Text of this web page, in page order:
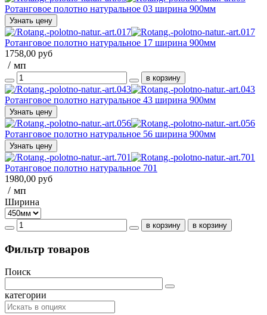
Ротанговое полотно натуральное 03 ширина 900мм
Узнать цену
Ротанговое полотно натуральное 17 ширина 900мм
1758,00 руб
/ мп
Ротанговое полотно натуральное 43 ширина 900мм
Узнать цену
Ротанговое полотно натуральное 56 ширина 900мм
Узнать цену
Ротанговое полотно натуральное 701
1980,00 руб
/ мп
Ширина
Фильтр товаров
Поиск
категории